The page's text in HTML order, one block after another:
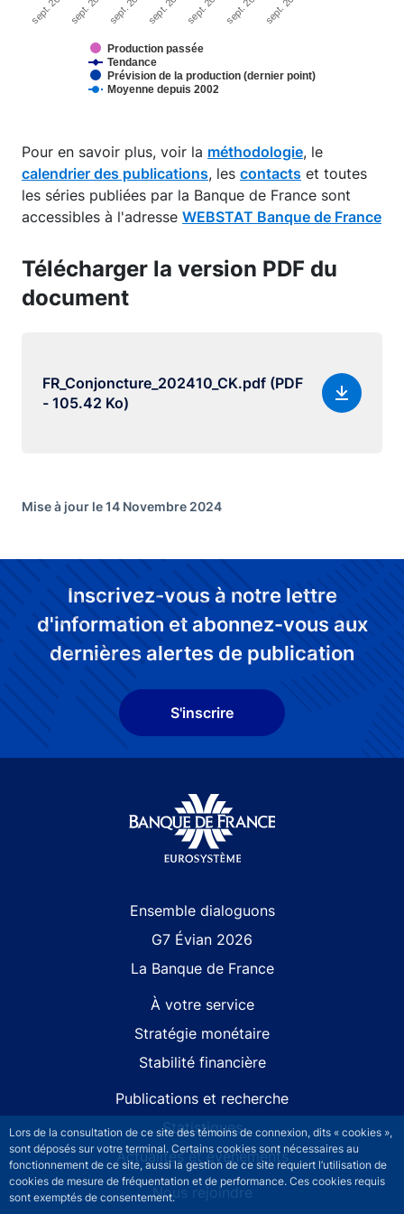
Lors de la consultation de ce site des témoins de connexion, dits « cookies »,
sont déposés sur votre terminal. Certains cookies sont nécessaires au
fonctionnement de ce site, aussi la gestion de ce site requiert l’utilisation de
cookies de mesure de fréquentation et de performance. Ces cookies requis
sont exemptés de consentement.
Production passée
Tendance
Prévision de la production (dernier point)
Moyenne depuis 2002
Pour en savoir plus, voir la méthodologie, le
calendrier des publications, les contacts et toutes
les séries publiées par la Banque de France sont
accessibles à l'adresse WEBSTAT Banque de France
Télécharger la version PDF du
document
FR_Conjoncture_202410_CK.pdf (PDF
- 105.42 Ko)
Mise à jour le 14 Novembre 2024
Inscrivez-vous à notre lettre
d'information et abonnez-vous aux
dernières alertes de publication
S'inscrire
Ensemble dialoguons
G7 Évian 2026
La Banque de France
À votre service
Stratégie monétaire
Stabilité financière
Publications et recherche
Statistiques
Actualités et événements
Nous rejoindre